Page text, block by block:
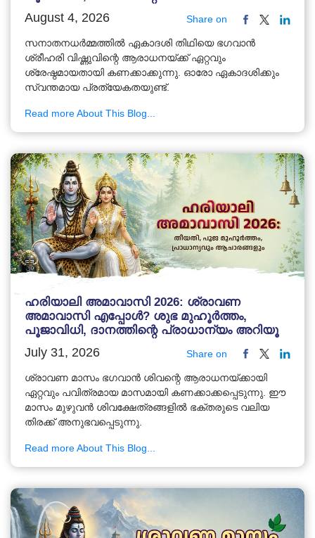
August 4, 2026 Share on
സനാതനധർമ്മത്തിൽ ഏകാദശി തിഥിയെ ഭഗവാൻ
ശ്രീഹരി വിഷ്ണുവിന്റെ ആരാധനയ്ക്ക് ഏറ്റവും
ശ്രേഷ്ഠമായതായി കണക്കാക്കുന്നു. ഓരോ ഏകാദശിക്കും
സ്വന്തമായ പ്രത്യേകതയുണ്ട്.
Read more About This Blog...
ഹരിയാലി അമാവാസി 2026: ശ്രാവണ
അമാവാസി എപ്പോൾ? ശുഭ മുഹൂർത്തം,
പൂജാവിധി, ദാനത്തിന്റെ പ്രാധാന്യം അറിയൂ
July 31, 2026 Share on
ശ്രാവണ മാസം ഭഗവാൻ ശിവന്റെ ആരാധനയ്ക്കായി
ഏറ്റവും പവിത്രമായ മാസമായി കണക്കാക്കപ്പെടുന്നു. ഈ
മാസം മുഴുവൻ ശിവക്ഷേത്രങ്ങളിൽ ഭക്തരുടെ വലിയ
തിരക്ക് അനുഭവപ്പെടുന്നു.
Read more About This Blog...